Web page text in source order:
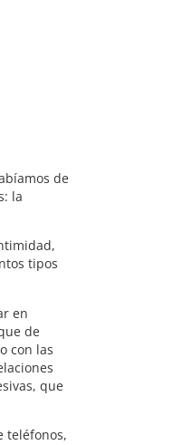
de
la
tipos
en
de
con las
que
teléfonos,